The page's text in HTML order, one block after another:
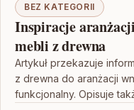
BEZ KATEGORII
Inspiracje
mebli z drewna
Artykuł przekazuje
z drewna do aranżacji
funkcjonalny. Opisuje